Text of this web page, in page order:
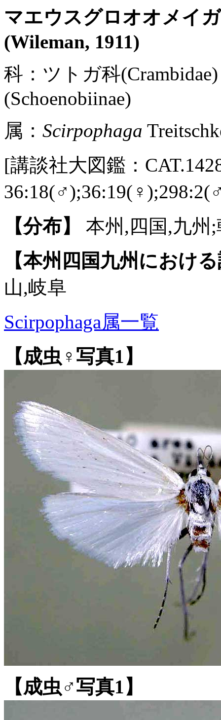
マエウスグロオオメイ
(Wileman, 1911)
科：ツトガ科
(Schoenobiinae)
属： Scirpophaga
[講談社大図鑑：
【分布】
本州,四国,九州
【本州四国九州におけ
山,岐阜
Scirpophaga属一覧
【成虫♀写真1】
【成虫♂写真1】